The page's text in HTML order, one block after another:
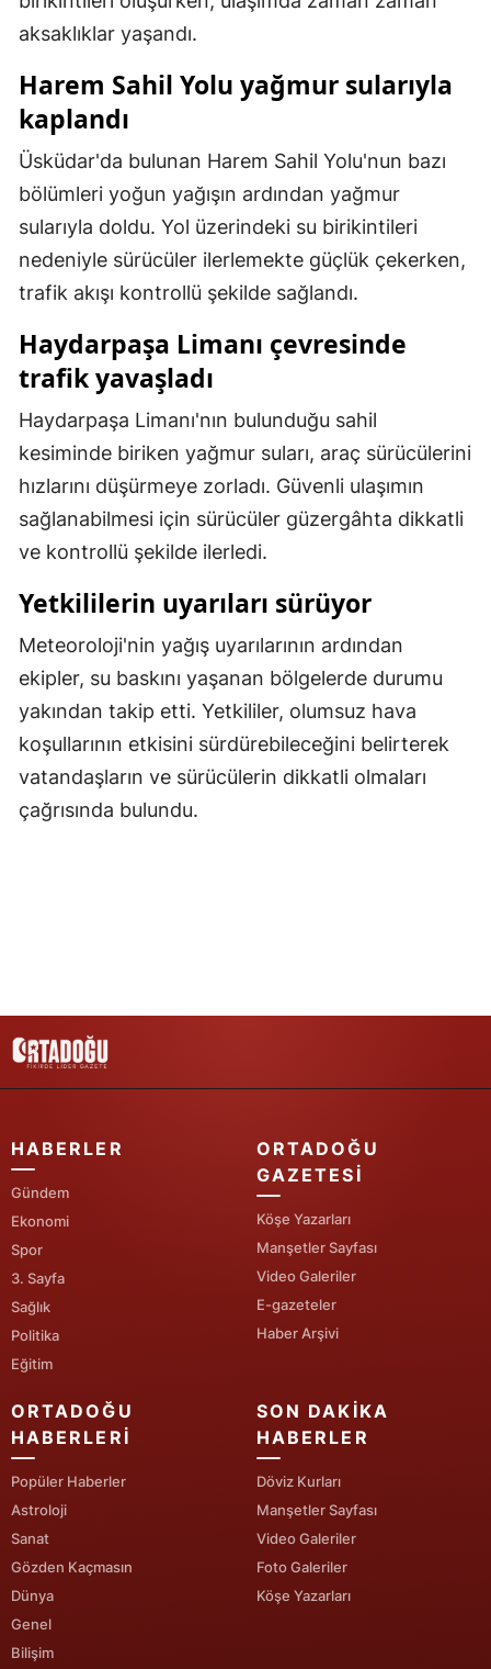
Kocaeli
Kütahya
Malatya
Manisa
Mardin
Muş
Nevşehir
Niğde
Sakarya
Samsun
Siirt
Yozgat
Zonguldak
Aksaray
Kırıkkale
Batman
Şırnak
Bartın
aksaklıklar yaşandı.
Harem Sahil Yolu yağmur sularıyla
kaplandı
Üsküdar'da bulunan Harem Sahil Yolu'nun bazı
bölümleri yoğun yağışın ardından yağmur
sularıyla doldu. Yol üzerindeki su birikintileri
nedeniyle sürücüler ilerlemekte güçlük çekerken,
trafik akışı kontrollü şekilde sağlandı.
Haydarpaşa Limanı çevresinde
trafik yavaşladı
Haydarpaşa Limanı'nın bulunduğu sahil
kesiminde biriken yağmur suları, araç sürücülerini
hızlarını düşürmeye zorladı. Güvenli ulaşımın
sağlanabilmesi için sürücüler güzergâhta dikkatli
ve kontrollü şekilde ilerledi.
Yetkililerin uyarıları sürüyor
Meteoroloji'nin yağış uyarılarının ardından
ekipler, su baskını yaşanan bölgelerde durumu
yakından takip etti. Yetkililer, olumsuz hava
koşullarının etkisini sürdürebileceğini belirterek
vatandaşların ve sürücülerin dikkatli olmaları
çağrısında bulundu.
HABERLER
Gündem
Ekonomi
Spor
3. Sayfa
Sağlık
Politika
Eğitim
ORTADOĞU
GAZETESI
Köşe Yazarları
Manşetler Sayfası
Video Galeriler
E-gazeteler
Haber Arşivi
ORTADOĞU
HABERLERI
Popüler Haberler
Astroloji
Sanat
Gözden Kaçmasın
Dünya
Genel
Bilişim
SON DAKIKA
HABERLER
Döviz Kurları
Manşetler Sayfası
Video Galeriler
Foto Galeriler
Köşe Yazarları